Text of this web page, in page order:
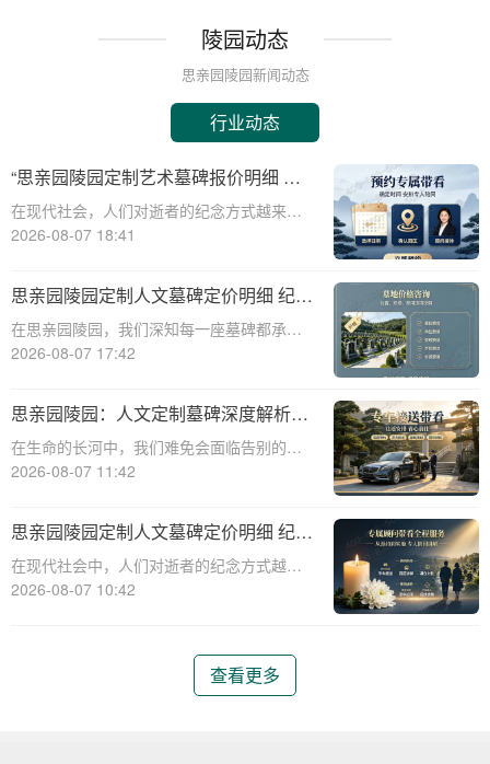
陵园动态
思亲园陵园新闻动态
行业动态
“思亲园陵园定制艺术墓碑报价明细 活
动减免设计雕刻费用详解”
在现代社会，人们对逝者的纪念方式越来越
注重个性化与艺术性。思亲园陵园作为一家
碑服务，以满足客户对逝者的特殊纪念需
求。本文将详细介绍思亲园陵园定制艺术墓
碑的报价明细
2026-08-07 18:41
思亲园陵园定制人文墓碑定价明细 纪念
空间免费开放使用详解
在思亲园陵园，我们深知每一座墓碑都承载
着对逝者的深深怀念和对生者的美好祝愿。
者的永恒纪念，更是生者情感的寄托。本文
将详细介绍思亲园陵园定制人文墓碑的定价
明细以及纪
2026-08-07 17:42
思亲园陵园：人文定制墓碑深度解析
——定价明细、追思仪式配套、专属优
惠及价值服务详解
在生命的长河中，我们难免会面临告别的时
刻。当挚爱的亲人离去，留下的是无尽的思
业的陵园服务机构，始终以温暖和关怀为核
心，为家属提供周到、人性化的服务。本文
将为您详细
2026-08-07 11:42
思亲园陵园定制人文墓碑定价明细 纪念
空间免费开放使用详解
在现代社会中，人们对逝者的纪念方式越来
越注重人文关怀和个性化需求。思亲园陵园
本文将详细介绍思亲园陵园定制人文墓碑的
2026-08-07 10:42
查看更多